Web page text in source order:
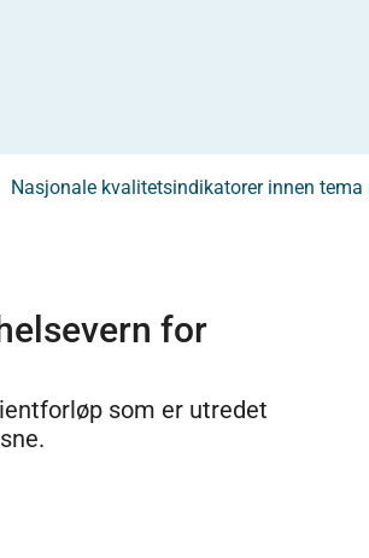
Nasjonale kvalitetsindikatorer innen
for
som er utredet